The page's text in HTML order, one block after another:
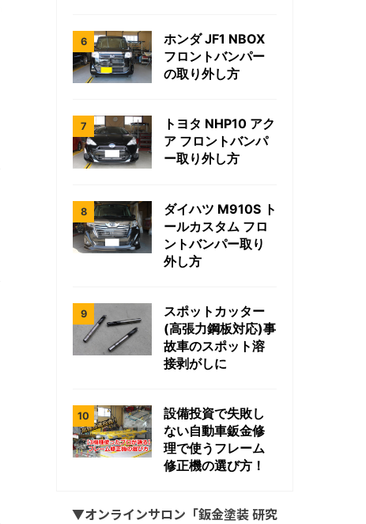
ホンダ JF1 NBOX
フロントバンパー
の取り外し方
トヨタ NHP10 アク
ア フロントバンパ
ー取り外し方
ダイハツ M910S ト
ールカスタム フロ
ントバンパー取り
外し方
スポットカッター
(高張力鋼板対応)事
故車のスポット溶
接剥がしに
設備投資で失敗し
ない自動車鈑金修
理で使うフレーム
修正機の選び方！
▼オンラインサロン「鈑金塗装 研究